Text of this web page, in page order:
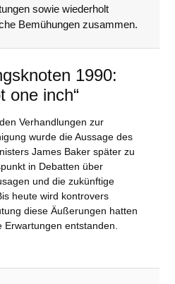
sowie wiederholt
Bemühungen zusammen.
1990:
one inch“
Verhandlungen zur
wurde die Aussage des
James Baker später zu
in Debatten über
und die zukünftige
heute wird kontrovers
diese Äußerungen hatten
entstanden.